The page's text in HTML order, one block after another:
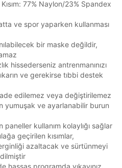
77% Naylon/23% Spandex
ve spor yaparken kullanması
bir maske değildir,
hissederseniz antrenmanınızı
ve gerekirse tıbbi destek
edilemez veya değiştirilemez
yumuşak ve ayarlanabilir burun
kullanım kolaylığı sağlar
geçirilen kısımlar,
azaltacak ve sürtünmeyi
hassas programda yıkayınız.
Kapat
Perakende Satış Giyim ve
bünyesinde yer alan
özel pazarlanması ve
bulunan pazarlama
reklamcılık faaliyeti
ediyorum.
işlem verilerimin alınan
yurt dışında mukim
LLC. ile paylaşılmasını kabul
Ol